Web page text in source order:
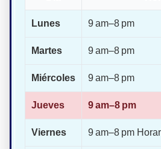
Lunes 9 am–8 pm
Martes 9 am–8 pm
Miércoles 9 am–8 pm
Jueves 9 am–8 pm
Viernes 9 am–8 pm